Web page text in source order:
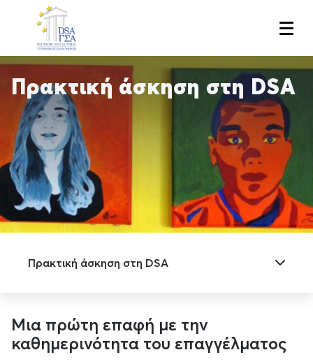
content
Πρακτική άσκηση στη DSA
Πρακτική άσκηση στη DSA
Μια πρώτη επαφή με την
καθημερινότητα του επαγγέλματος